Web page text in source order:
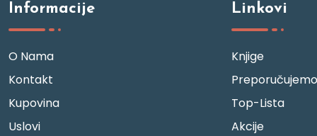
Informacije
O Nama
Kontakt
Kupovina
Uslovi
Linkovi
Knjige
Preporučujemo
Top-Lista
Akcije